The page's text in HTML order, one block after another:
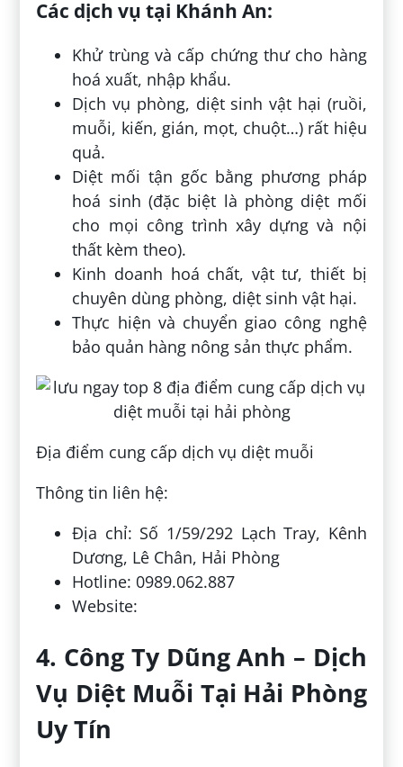
Các dịch vụ tại Khánh An:
Khử trùng và cấp chứng thư cho hàng
hoá xuất, nhập khẩu.
Dịch vụ phòng, diệt sinh vật hại (ruồi,
muỗi, kiến, gián, mọt, chuột…) rất hiệu
quả.
Diệt mối tận gốc bằng phương pháp
hoá sinh (đặc biệt là phòng diệt mối
cho mọi công trình xây dựng và nội
thất kèm theo).
Kinh doanh hoá chất, vật tư, thiết bị
chuyên dùng phòng, diệt sinh vật hại.
Thực hiện và chuyển giao công nghệ
bảo quản hàng nông sản thực phẩm.
Địa điểm cung cấp dịch vụ diệt muỗi
Thông tin liên hệ:
Địa chỉ: Số 1/59/292 Lạch Tray, Kênh
Dương, Lê Chân, Hải Phòng
Hotline: 0989.062.887
Website:
4. Công Ty Dũng Anh – Dịch
Vụ Diệt Muỗi Tại Hải Phòng
Uy Tín